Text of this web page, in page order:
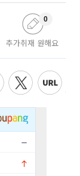
추가취재 원해요
0